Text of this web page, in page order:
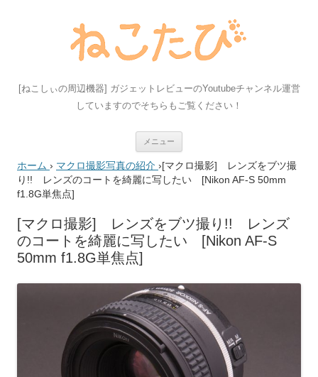
[ねこしぃの周辺機器] ガジェットレビューのYoutubeチャンネル運営
していますのでそちらもご覧ください！
メニュー
ン
ツ
へ
プ
ホーム › マクロ撮影写真の紹介 ›[マクロ撮影] レンズをブツ撮
り!! レンズのコートを綺麗に写したい [Nikon AF-S 50mm
f1.8G単焦点]
[マクロ撮影] レンズをブツ撮り!! レンズ
のコートを綺麗に写したい [Nikon AF-S
50mm f1.8G単焦点]